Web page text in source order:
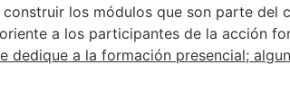
los módulos que son parte del
a los participantes de la acción
a la formación presencial;